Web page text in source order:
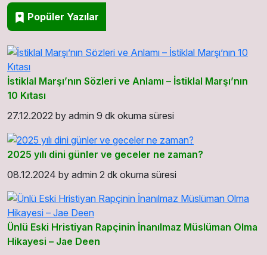
Popüler Yazılar
İstiklal Marşı’nın Sözleri ve Anlamı – İstiklal Marşı’nın
10 Kıtası
27.12.2022 by admin 9 dk okuma süresi
2025 yılı dini günler ve geceler ne zaman?
08.12.2024 by admin 2 dk okuma süresi
Ünlü Eski Hristiyan Rapçinin İnanılmaz Müslüman Olma
Hikayesi – Jae Deen